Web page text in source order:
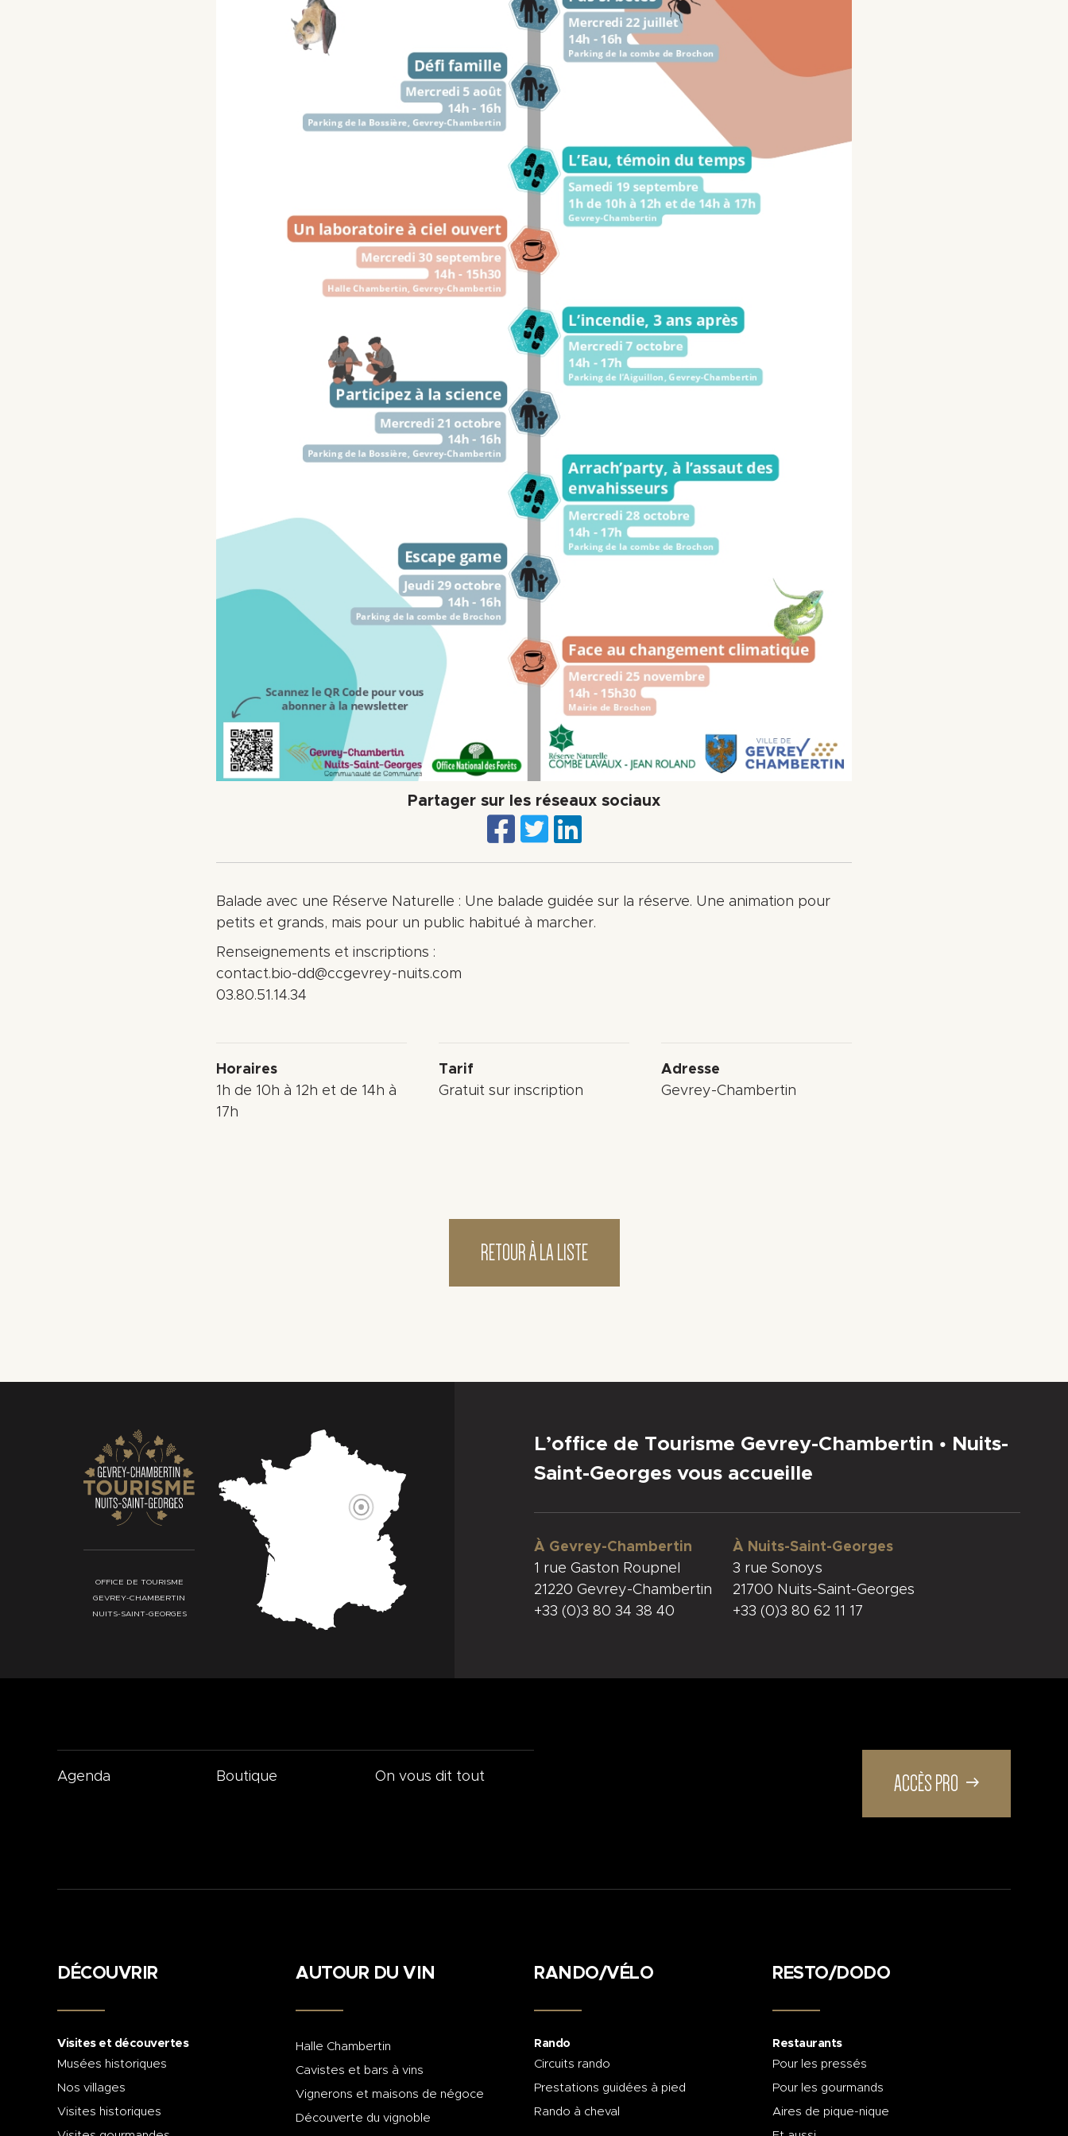
Partager sur les réseaux sociaux
Balade avec une Réserve Naturelle : Une balade guidée sur la réserve. Une animation pour
petits et grands, mais pour un public habitué à marcher.
Renseignements et inscriptions :
contact.bio-dd@ccgevrey-nuits.com
03.80.51.14.34
Horaires
1h de 10h à 12h et de 14h à
17h
Tarif
Gratuit sur inscription
Adresse
Gevrey-Chambertin
RETOUR À LA LISTE
OFFICE DE TOURISME
GEVREY-CHAMBERTIN
NUITS-SAINT-GEORGES
L’office de Tourisme Gevrey-Chambertin • Nuits-
Saint-Georges vous accueille
À Gevrey-Chambertin
1 rue Gaston Roupnel
21220 Gevrey-Chambertin
+33 (0)3 80 34 38 40
À Nuits-Saint-Georges
3 rue Sonoys
21700 Nuits-Saint-Georges
+33 (0)3 80 62 11 17
Agenda Boutique On vous dit tout ACCÈS PRO
DÉCOUVRIR
Visites et découvertes
Musées historiques
Nos villages
Visites historiques
AUTOUR DU VIN
Halle Chambertin
Cavistes et bars à vins
Vignerons et maisons de négoce
Découverte du vignoble
RANDO/VÉLO
Rando
Circuits rando
Prestations guidées à pied
Rando à cheval
RESTO/DODO
Restaurants
Pour les pressés
Pour les gourmands
Aires de pique-nique